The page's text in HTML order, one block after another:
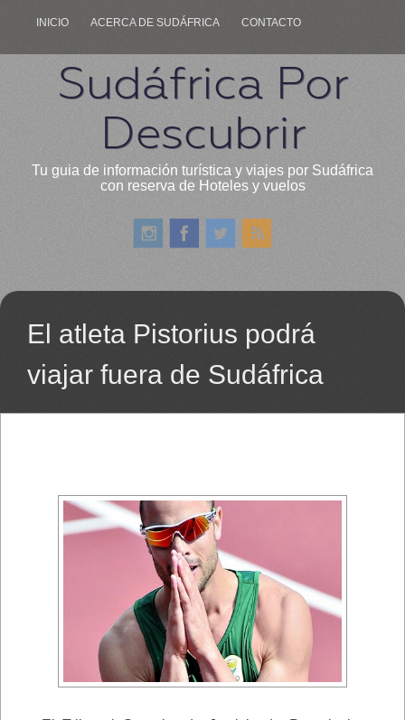
INICIO ACERCA DE SUDÁFRICA CONTACTO
Sudáfrica Por
Descubrir
Tu guia de información turística y viajes por Sudáfrica
con reserva de Hoteles y vuelos
El atleta Pistorius podrá
viajar fuera de Sudáfrica